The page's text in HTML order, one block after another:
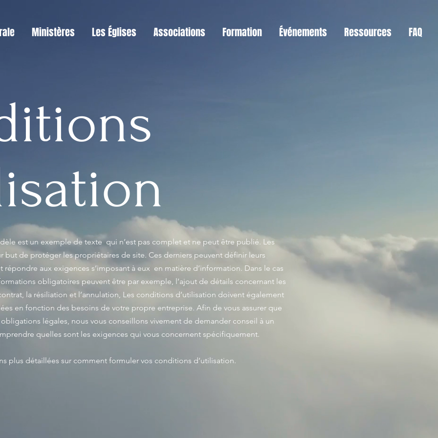
Ministères Les Églises Associations Formation Événements Ressources FAQ
est un exemple de texte qui n’est pas complet et ne peut être publié. Les
de protéger les propriétaires de site. Ces derniers peuvent définir leurs
aux exigences s’imposant à eux en matière d’information. Dans le cas
obligatoires peuvent être par exemple, l’ajout de détails concernant les
la résiliation et l’annulation, Les conditions d’utilisation doivent également
en fonction des besoins de votre propre entreprise. Afin de vous assurer que
légales, nous vous conseillons vivement de demander conseil à un
quelles sont les exigences qui vous concernent spécifiquement.
plus détaillées sur comment formuler vos conditions d’utilisation.